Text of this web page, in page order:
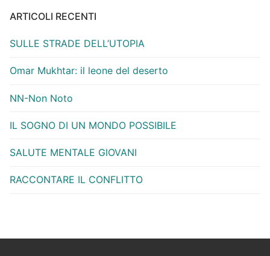
ARTICOLI RECENTI
SULLE STRADE DELL’UTOPIA
Omar Mukhtar: il leone del deserto
NN-Non Noto
IL SOGNO DI UN MONDO POSSIBILE
SALUTE MENTALE GIOVANI
RACCONTARE IL CONFLITTO